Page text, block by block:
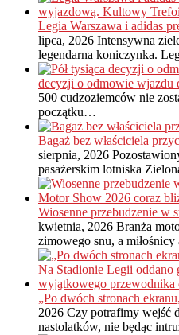
Legia Warszawa i adidas
lipca, 2026 Intensywna
legendarna koniczynka.
decyzji o odmowie wjazdu
500 cudzoziemców nie
początku…
Bagaż bez właściciela
sierpnia, 2026
pasażerskim lotniska
Wiosenne przebudzenie
kwietnia, 2026 Branża
zimowego snu, a
„Po dwóch stronach
2026 Czy potrafimy wejść
nastolatków, nie będąc